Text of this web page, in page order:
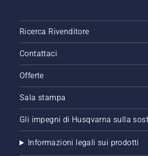
Ricerca Rivenditore
Contattaci
Offerte
Sala stampa
Gli impegni di Husqvarna sulla
Informazioni legali sui prodotti